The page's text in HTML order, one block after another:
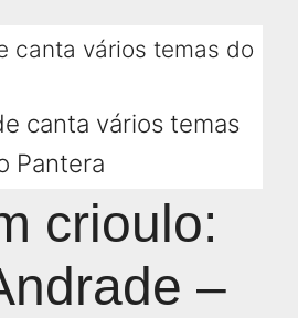
canta vários temas
Pantera
crioulo:
–